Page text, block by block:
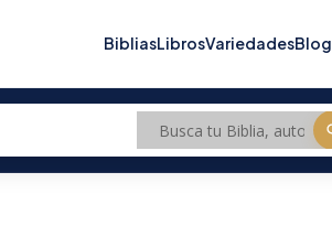
BibliasLibrosVariedadesBlog